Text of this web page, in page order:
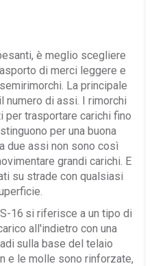
è meglio scegliere
di merci leggere e
La principale
numero di assi. I rimorchi
per trasportare carichi fino
per una buona
due assi non sono così
grandi carichi. E
su strade con qualsiasi
16 si riferisce a un tipo di
all'indietro con una
sulla base del telaio
e le molle sono rinforzate,